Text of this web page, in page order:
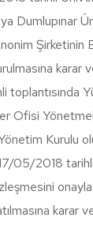
Dumlupınar
Şirketinin
karar
toplantısında
Ofisi
Kurulu
05/2018 tarihli
karar